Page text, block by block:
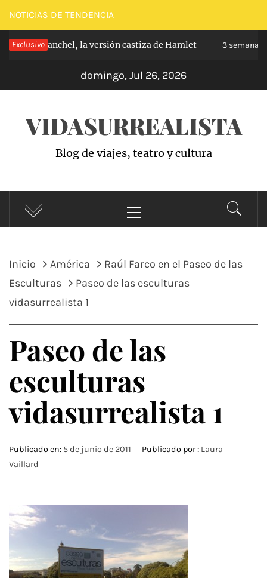
Saltar
al
contenido
NOTICIAS DE TENDENCIA
Exclusivo
de Carabanchel, la versión castiza de Hamlet 3 semanas
domingo, Jul 26, 2026
VIDASURREALISTA
Blog de viajes, teatro y cultura
principal
Inicio América
Raúl Farco en el Paseo de las
Esculturas
Paseo de las esculturas
vidasurrealista 1
Paseo de las
esculturas
vidasurrealista 1
Publicado en: 5 de junio de 2011 Publicado por : Laura
Vaillard